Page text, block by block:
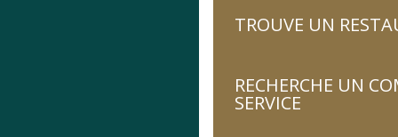
TROUVE UN
RECHERCHE UN
SERVICE